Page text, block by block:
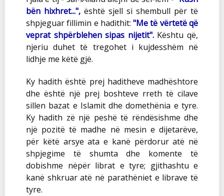
bën hixhret...", është sjell si shembull për të
shpjeguar fillimin e hadithit:"Me të vërtetë që
veprat shpërblehen sipas nijetit".Kështu që,
njeriu duhet të tregohet i kujdesshëm në
lidhje me këtë gjë.
Ky hadith është prej haditheve madhështore
dhe është një prej boshteve rreth të cilave
sillen bazat e Islamit dhe domethënia e tyre.
Ky hadith zë një peshë të rëndësishme dhe
një pozitë të madhe në mesin e dijetarëve,
për këtë arsye ata e kanë përdorur atë në
shpjegime të shumta dhe komente të
dobishme nëpër librat e tyre; gjithashtu e
kanë shkruar atë në parathëniet e librave të
tyre.